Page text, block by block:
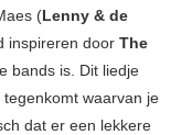
(Lenny & de
inspireren door The
bands is. Dit liedje
waarvan je
dat er een lekkere